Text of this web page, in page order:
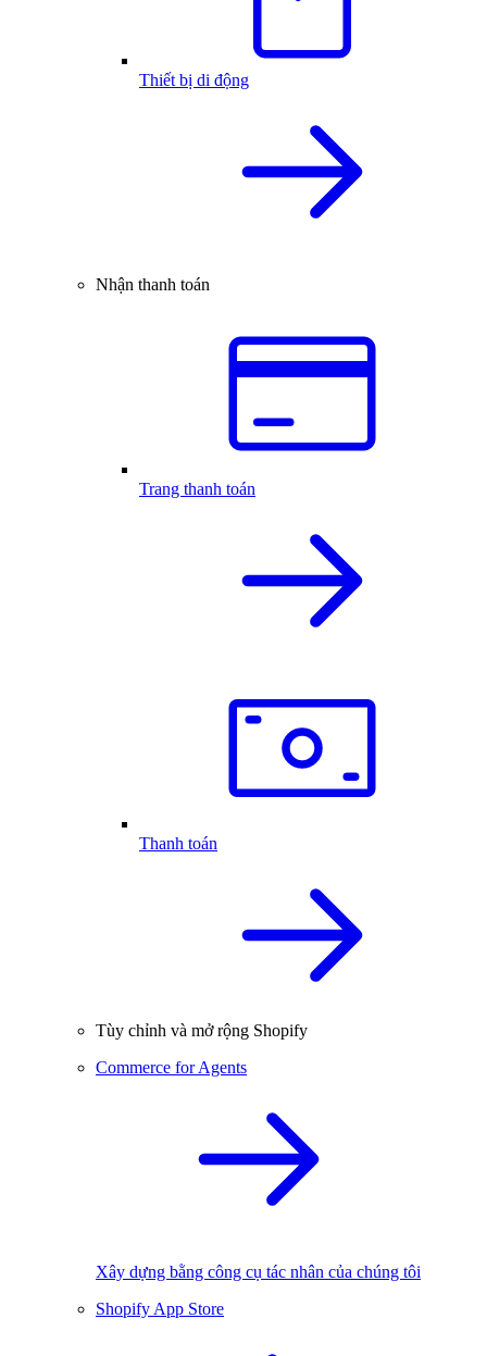
Thiết bị di động
Nhận thanh toán
Trang thanh toán
Thanh toán
Tùy chỉnh và mở rộng Shopify
Commerce for Agents
Xây dựng bằng công cụ tác nhân của chúng tôi
Shopify App Store